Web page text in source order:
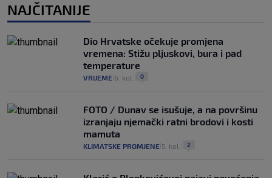
NAJČITANIJE
Dio Hrvatske očekuje promjena
vremena: Stižu pljuskovi, bura i pad
temperature
VRIJEME 6. kol. 0
FOTO / Dunav se isušuje, a na površinu
izranjaju njemački ratni brodovi i kosti
mamuta
KLIMATSKE PROMJENE 5. kol. 2